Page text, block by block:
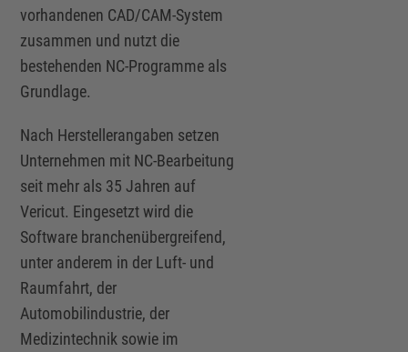
vorhandenen CAD/CAM-System
zusammen und nutzt die
bestehenden NC-Programme als
Grundlage.
Nach Herstellerangaben setzen
Unternehmen mit NC-Bearbeitung
seit mehr als 35 Jahren auf
Vericut. Eingesetzt wird die
Software branchenübergreifend,
unter anderem in der Luft- und
Raumfahrt, der
Automobilindustrie, der
Medizintechnik sowie im